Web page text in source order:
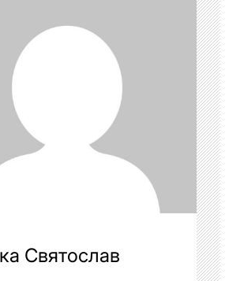
Святослав